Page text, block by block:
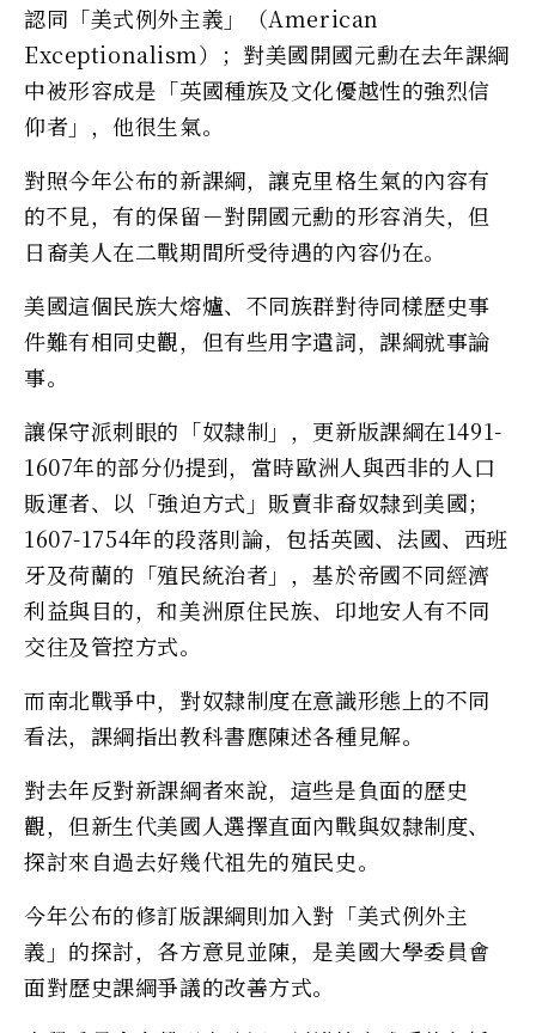
認同「美式例外主義」（American
Exceptionalism）；對美國開國元勳在去年課綱
中被形容成是「英國種族及文化優越性的強烈信
仰者」，他很生氣。
對照今年公布的新課綱，讓克里格生氣的內容有
的不見，有的保留－對開國元勳的形容消失，但
日裔美人在二戰期間所受待遇的內容仍在。
美國這個民族大熔爐、不同族群對待同樣歷史事
件難有相同史觀，但有些用字遣詞，課綱就事論
事。
讓保守派刺眼的「奴隸制」，更新版課綱在1491-
1607年的部分仍提到，當時歐洲人與西非的人口
販運者、以「強迫方式」販賣非裔奴隸到美國；
1607-1754年的段落則論，包括英國、法國、西班
牙及荷蘭的「殖民統治者」，基於帝國不同經濟
利益與目的，和美洲原住民族、印地安人有不同
交往及管控方式。
而南北戰爭中，對奴隸制度在意識形態上的不同
看法，課綱指出教科書應陳述各種見解。
對去年反對新課綱者來說，這些是負面的歷史
觀，但新生代美國人選擇直面內戰與奴隸制度、
探討來自過去好幾代祖先的殖民史。
今年公布的修訂版課綱則加入對「美式例外主
義」的探討，各方意見並陳，是美國大學委員會
面對歷史課綱爭議的改善方式。